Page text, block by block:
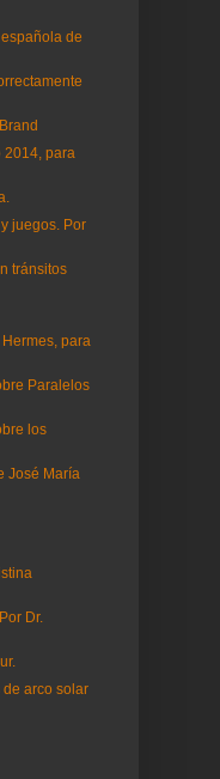
de
2014, para
juegos. Por
tránsitos
para
Paralelos
los
José María
Dr.
de arco solar